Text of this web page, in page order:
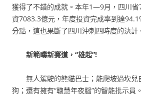
獲得了不錯的成就。本年1—9月，四川
資7083.3億元，年度投資完成率到達
分點，這也果斷了四川沖刺四時度的決計
新範疇新賽道，“雄起”!
無人駕駛的熊貓巴士；能爬坡過坎兒
狗；還有擁有“聰慧年夜腦”的智能批示員。